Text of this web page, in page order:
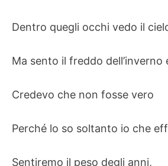
Dentro quegli occhi vedo il
Ma sento il freddo dell’inverno
Credevo che non fosse vero
Perché lo so soltanto io che
Sentiremo il peso degli anni,